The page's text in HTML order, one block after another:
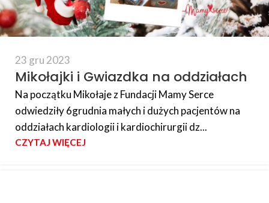
23 gru 2023
Mikołajki i Gwiazdka na oddziałach
Na początku Mikołaje z Fundacji Mamy Serce
odwiedziły 6grudnia małych i dużych pacjentów na
oddziałach kardiologii i kardiochirurgii dz...
CZYTAJ WIĘCEJ